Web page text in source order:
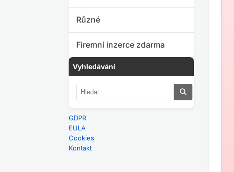
Různé
Firemní inzerce zdarma
Vyhledávání
GDPR
EULA
Cookies
Kontakt